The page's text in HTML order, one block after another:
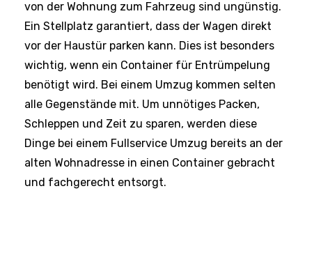
von der Wohnung zum Fahrzeug sind ungünstig.
Ein Stellplatz garantiert, dass der Wagen direkt
vor der Haustür parken kann. Dies ist besonders
wichtig, wenn ein Container für Entrümpelung
benötigt wird. Bei einem Umzug kommen selten
alle Gegenstände mit. Um unnötiges Packen,
Schleppen und Zeit zu sparen, werden diese
Dinge bei einem Fullservice Umzug bereits an der
alten Wohnadresse in einen Container gebracht
und fachgerecht entsorgt.